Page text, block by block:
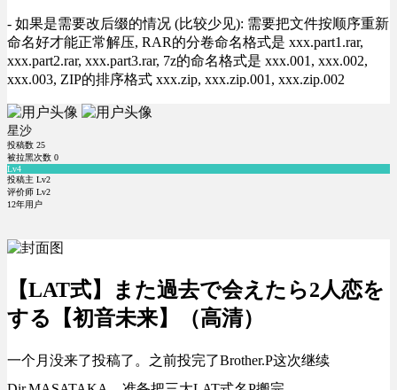
- 如果是需要改后缀的情况 (比较少见): 需要把文件按顺序重新
命名好才能正常解压, RAR的分卷命名格式是 xxx.part1.rar,
xxx.part2.rar, xxx.part3.rar, 7z的命名格式是 xxx.001, xxx.002,
xxx.003, ZIP的排序格式 xxx.zip, xxx.zip.001, xxx.zip.002
星沙
投稿数 25
被拉黑次数 0
Lv4
投稿主 Lv2
评价师 Lv2
12年用户
【LAT式】また過去で会えたら2人恋を
する【初音未来】（高清）
一个月没来了投稿了。之前投完了Brother.P这次继续